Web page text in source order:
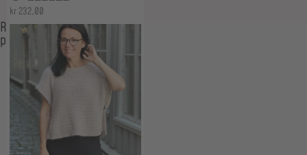
kr232,00
Related
products